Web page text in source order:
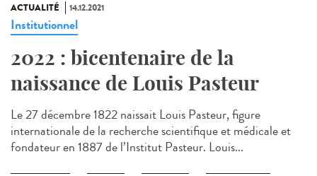
ACTUALITÉ 14.12.2021
Institutionnel
2022 : bicentenaire de la
naissance de Louis Pasteur
Le 27 décembre 1822 naissait Louis Pasteur, figure
internationale de la recherche scientifique et médicale et
fondateur en 1887 de l’Institut Pasteur. Louis...